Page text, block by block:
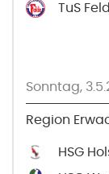
TuS
Sonntag,
Region
HSG